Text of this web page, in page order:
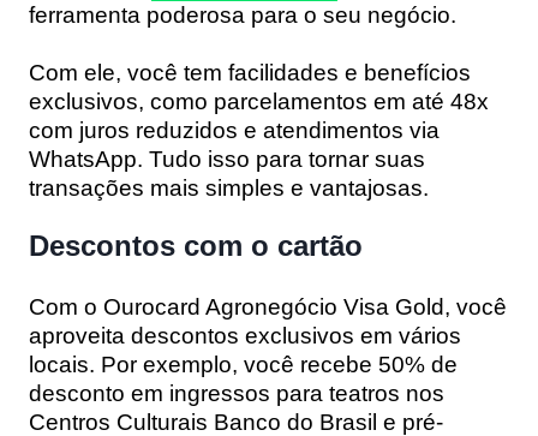
ferramenta poderosa para o seu negócio.
Com ele, você tem facilidades e benefícios
exclusivos, como parcelamentos em até 48x
com juros reduzidos e atendimentos via
WhatsApp. Tudo isso para tornar suas
transações mais simples e vantajosas.
Descontos com o cartão
Com o Ourocard Agronegócio Visa Gold, você
aproveita descontos exclusivos em vários
locais. Por exemplo, você recebe 50% de
desconto em ingressos para teatros nos
Centros Culturais Banco do Brasil e pré-